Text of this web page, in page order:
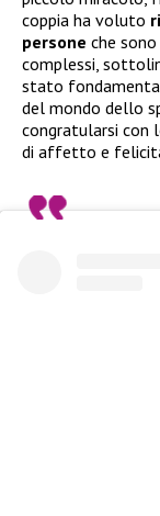
coppia ha voluto
persone che
complessi,
stato
del mondo dello
congratularsi con
di affetto e